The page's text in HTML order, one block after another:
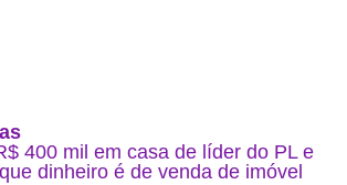
400 mil em casa de líder do PL e
dinheiro é de venda de imóvel